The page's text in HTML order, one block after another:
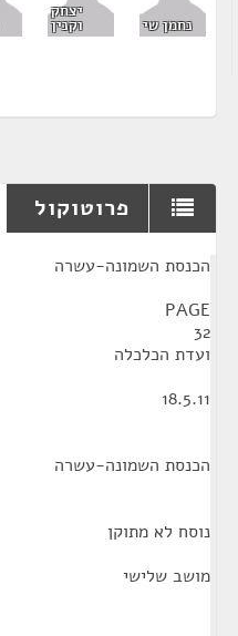
נחמן שי
יצחק
וקנין
פרוטוקול
הכנסת השמונה-עשרה
PAGE
32
ועדת הכלכלה
18.5.11
הכנסת השמונה-עשרה
נוסח לא מתוקן
מושב שלישי